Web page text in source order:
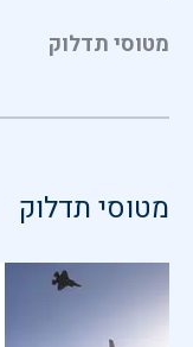
מטוסי תדלוק
מטוסי תדלוק